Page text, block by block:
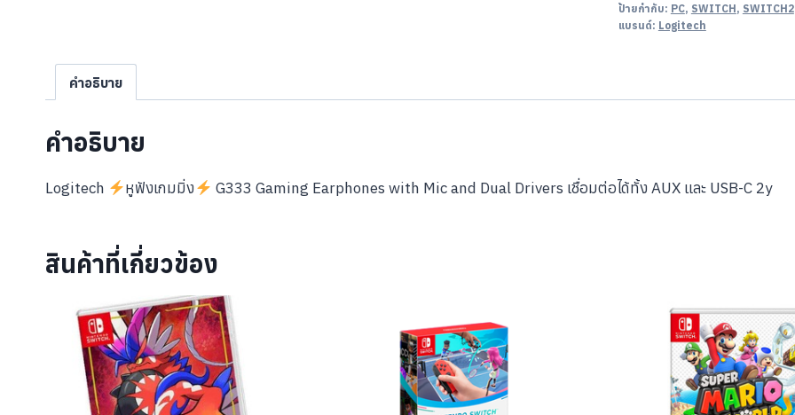
ป้ายกำกับ: PC, SWITCH, SWITCH2
แบรนด์: Logitech
คำอธิบาย
คำอธิบาย
Logitech หูฟังเกมมิ่ง G333 Gaming Earphones with Mic and Dual Drivers เชื่อมต่อได้ทั้ง AUX และ USB-C 2y
สินค้าที่เกี่ยวข้อง